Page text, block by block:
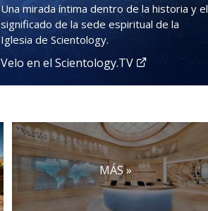
Una mirada íntima dentro de la historia y el
significado de la sede espiritual de la
Iglesia de Scientology.
Velo en el Scientology.TV
MÁS »